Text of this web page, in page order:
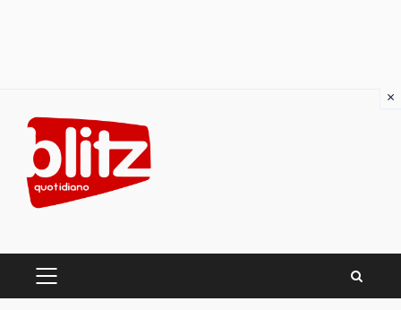
content
PRIMARY
×